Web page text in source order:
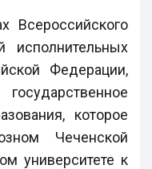
Всероссийского
исполнительных
Федерации,
которое
Чеченской
университете к